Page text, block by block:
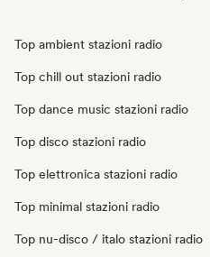
Top ambient stazioni radio
Top chill out stazioni radio
Top dance music stazioni radio
Top disco stazioni radio
Top elettronica stazioni radio
Top minimal stazioni radio
Top nu-disco / italo stazioni radio